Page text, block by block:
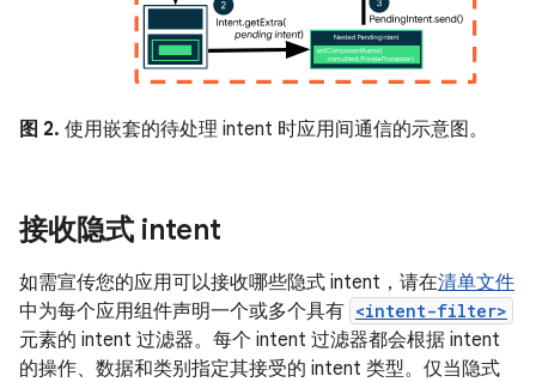
图 2. 使用嵌套的待处理 intent 时应用间通信的示意图。
接收隐式 intent
如需宣传您的应用可以接收哪些隐式 intent，请在清单文件
中为每个应用组件声明一个或多个具有 <intent-filter>
元素的 intent 过滤器。每个 intent 过滤器都会根据 intent
的操作、数据和类别指定其接受的 intent 类型。仅当隐式